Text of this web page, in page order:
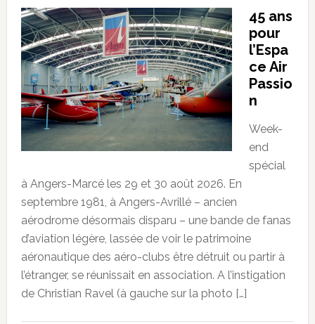
45 ans
pour
l’Espa
ce Air
Passio
n
Week-
end
spécial
à Angers-Marcé les 29 et 30 août 2026. En
septembre 1981, à Angers-Avrillé – ancien
aérodrome désormais disparu – une bande de fanas
d’aviation légère, lassée de voir le patrimoine
aéronautique des aéro-clubs être détruit ou partir à
l’étranger, se réunissait en association. A l’instigation
de Christian Ravel (à gauche sur la photo […]